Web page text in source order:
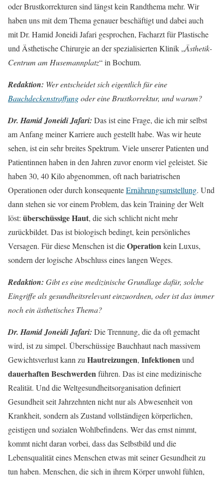
oder Brustkorrekturen sind längst kein Randthema mehr. Wir
haben uns mit dem Thema genauer beschäftigt und dabei auch
mit Dr. Hamid Joneidi Jafari gesprochen, Facharzt für Plastische
und Ästhetische Chirurgie an der spezialisierten Klinik „Ästhetik-
Centrum am Husemannplatz“ in Bochum.
Redaktion: Wer entscheidet sich eigentlich für eine
Bauchdeckenstraffungoder eine Brustkorrektur, und warum?
Dr. Hamid Joneidi Jafari: Das ist eine Frage, die ich mir selbst
am Anfang meiner Karriere auch gestellt habe. Was wir heute
sehen, ist ein sehr breites Spektrum. Viele unserer Patienten und
Patientinnen haben in den Jahren zuvor enorm viel geleistet. Sie
haben 30, 40 Kilo abgenommen, oft nach bariatrischen
Operationen oder durch konsequenteErnährungsumstellung. Und
dann stehen sie vor einem Problem, das kein Training der Welt
löst: überschüssige Haut, die sich schlicht nicht mehr
zurückbildet. Das ist biologisch bedingt, kein persönliches
Versagen. Für diese Menschen ist dieOperationkein Luxus,
sondern der logische Abschluss eines langen Weges.
Redaktion: Gibt es eine medizinische Grundlage dafür, solche
Eingriffe als gesundheitsrelevant einzuordnen, oder ist das immer
noch ein ästhetisches Thema?
Dr. Hamid Joneidi Jafari: Die Trennung, die da oft gemacht
wird, ist zu simpel. Überschüssige Bauchhaut nach massivem
Gewichtsverlust kann zu Hautreizungen, Infektionenund
dauerhaften Beschwerdenführen. Das ist eine medizinische
Realität. Und die Weltgesundheitsorganisation definiert
Gesundheit seit Jahrzehnten nicht nur als Abwesenheit von
Krankheit, sondern als Zustand vollständigen körperlichen,
geistigen und sozialen Wohlbefindens. Wer das ernst nimmt,
kommt nicht daran vorbei, dass das Selbstbild und die
Lebensqualität eines Menschen etwas mit seiner Gesundheit zu
tun haben. Menschen, die sich in ihrem Körper unwohl fühlen,